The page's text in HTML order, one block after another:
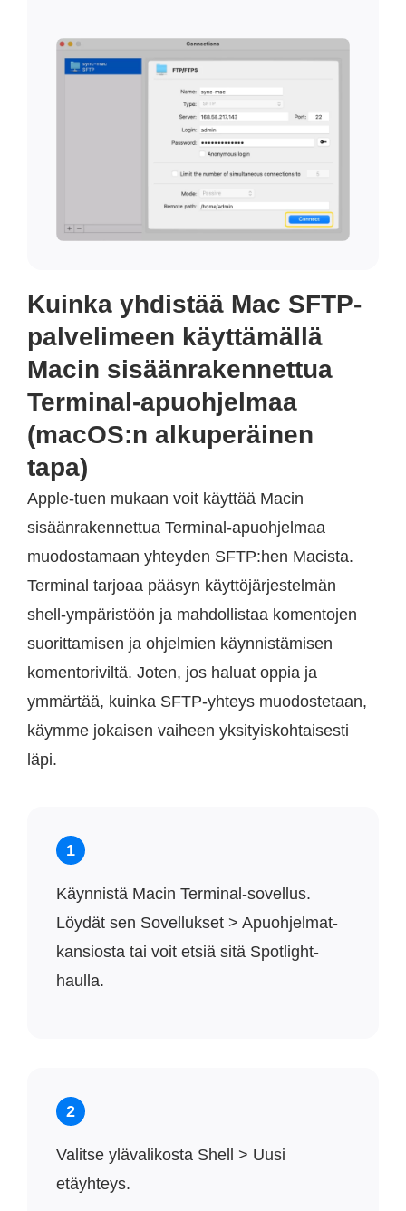
Kuinka yhdistää Mac SFTP-
palvelimeen käyttämällä
Macin sisäänrakennettua
Terminal-apuohjelmaa
(macOS:n alkuperäinen
tapa)
Apple-tuen mukaan voit käyttää Macin
sisäänrakennettua Terminal-apuohjelmaa
muodostamaan yhteyden SFTP:hen Macista.
Terminal tarjoaa pääsyn käyttöjärjestelmän
shell-ympäristöön ja mahdollistaa komentojen
suorittamisen ja ohjelmien käynnistämisen
komentoriviltä. Joten, jos haluat oppia ja
ymmärtää, kuinka SFTP-yhteys muodostetaan,
käymme jokaisen vaiheen yksityiskohtaisesti
läpi.
1
Käynnistä Macin Terminal-sovellus.
Löydät sen Sovellukset > Apuohjelmat-
kansiosta tai voit etsiä sitä Spotlight-
haulla.
2
Valitse ylävalikosta Shell > Uusi
etäyhteys.